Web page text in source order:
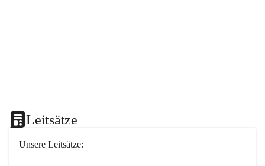
Leitsätze
Unsere Leitsätze: